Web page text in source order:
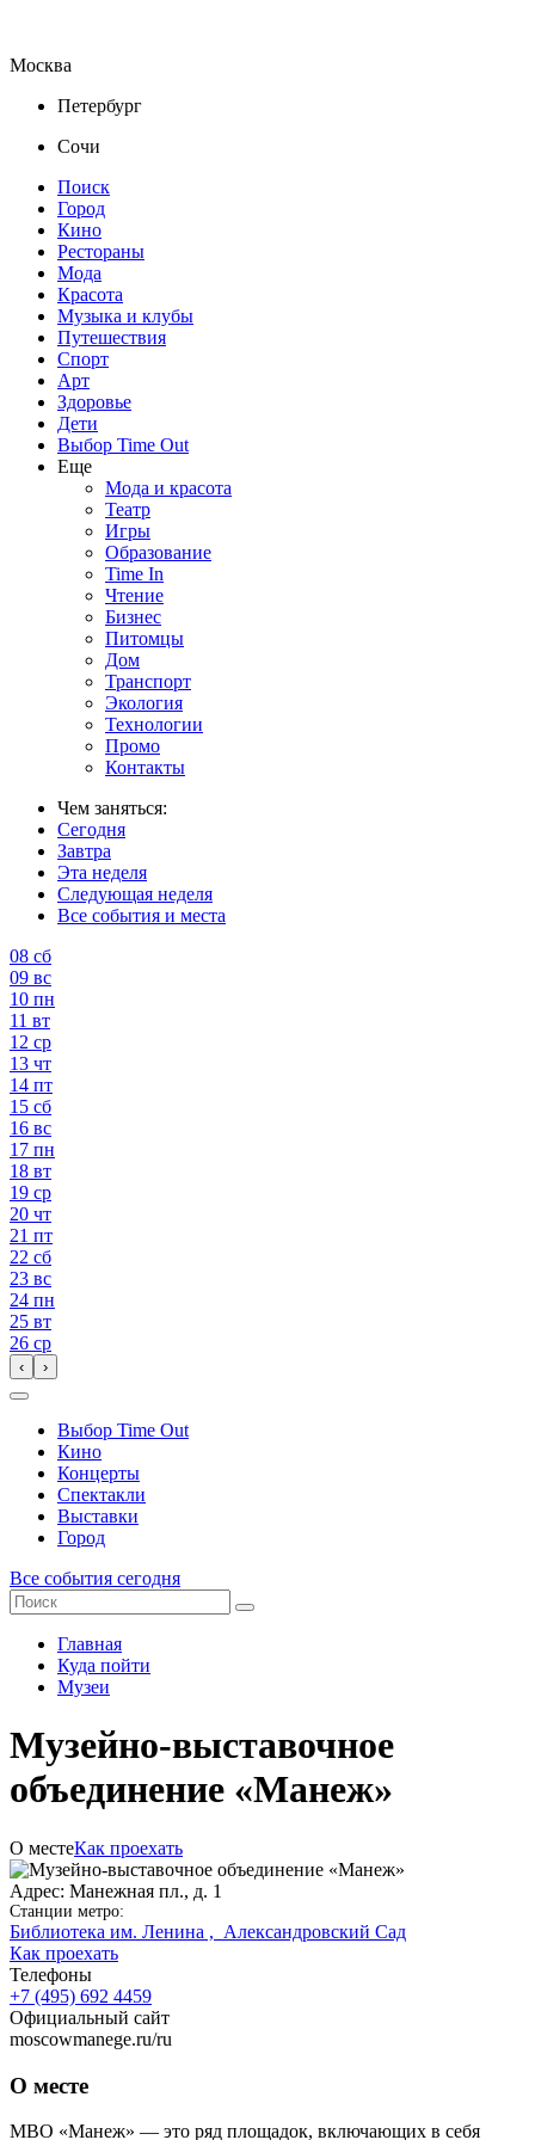
Москва
Петербург
Сочи
Поиск
Город
Кино
Рестораны
Мода
Красота
Музыка и клубы
Путешествия
Спорт
Арт
Здоровье
Дети
Выбор Time Out
Еще
Мода и красота
Театр
Игры
Образование
Time In
Чтение
Бизнес
Питомцы
Дом
Транспорт
Экология
Технологии
Промо
Контакты
Чем заняться:
Сегодня
Завтра
Эта неделя
Следующая неделя
Все события и места
08 сб
09 вс
10 пн
11 вт
12 ср
13 чт
14 пт
15 сб
16 вс
17 пн
18 вт
19 ср
20 чт
21 пт
22 сб
23 вс
24 пн
25 вт
26 ср
‹ ›
Выбор Time Out
Кино
Концерты
Спектакли
Выставки
Город
Все события сегодня
Главная
Куда пойти
Музеи
Музейно-выставочное
объединение «Манеж»
О местеКак проехать
Адрес: Манежная пл., д. 1
Станции метро:
Библиотека им. Ленина , Александровский Сад
Как проехать
Телефоны
+7 (495) 692 4459
Официальный сайт
moscowmanege.ru/ru
О месте
МВО «Манеж» — это ряд площадок, включающих в себя